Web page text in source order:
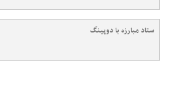
ستاد مبارزه با دوپینگ